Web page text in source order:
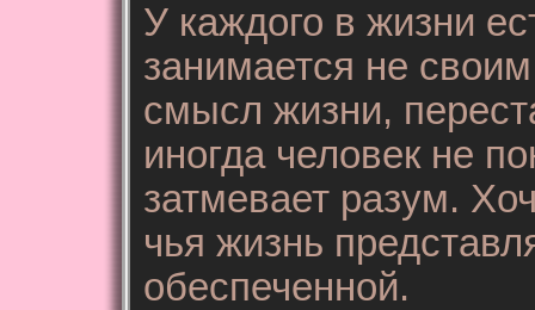
У каждого в жизни
занимается не
смысл жизни,
иногда человек не
затмевает разум.
чья жизнь
обеспеченной.